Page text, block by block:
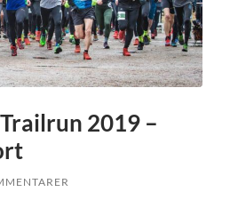
2019 –